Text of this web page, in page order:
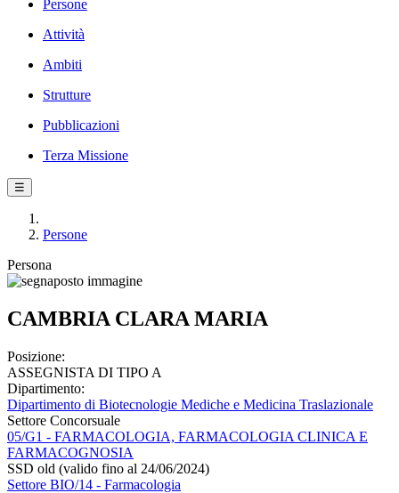
Persone
Attività
Ambiti
Strutture
Pubblicazioni
Terza Missione
☰
Persone
Persona
CAMBRIA CLARA MARIA
Posizione:
ASSEGNISTA DI TIPO A
Dipartimento:
Dipartimento di Biotecnologie Mediche e Medicina Traslazionale
Settore Concorsuale
05/G1 - FARMACOLOGIA, FARMACOLOGIA CLINICA E
FARMACOGNOSIA
SSD old (valido fino al 24/06/2024)
Settore BIO/14 - Farmacologia